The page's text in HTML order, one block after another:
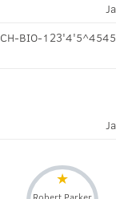
Ja
CH-BIO-123'4'5^4545
Ja